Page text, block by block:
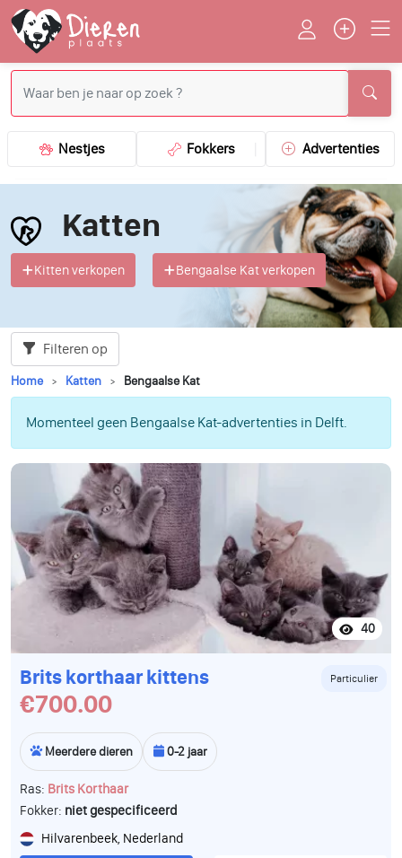
Nestjes Fokkers Advertenties
Katten
Kitten verkopen Bengaalse Kat verkopen
Filteren op
Home Katten Bengaalse Kat
Momenteel geen Bengaalse Kat-advertenties in Delft.
40
Brits korthaar kittens Particulier
€700.00
Meerdere dieren 0-2 jaar
Ras: Brits Korthaar
Fokker: niet gespecificeerd
Hilvarenbeek, Nederland